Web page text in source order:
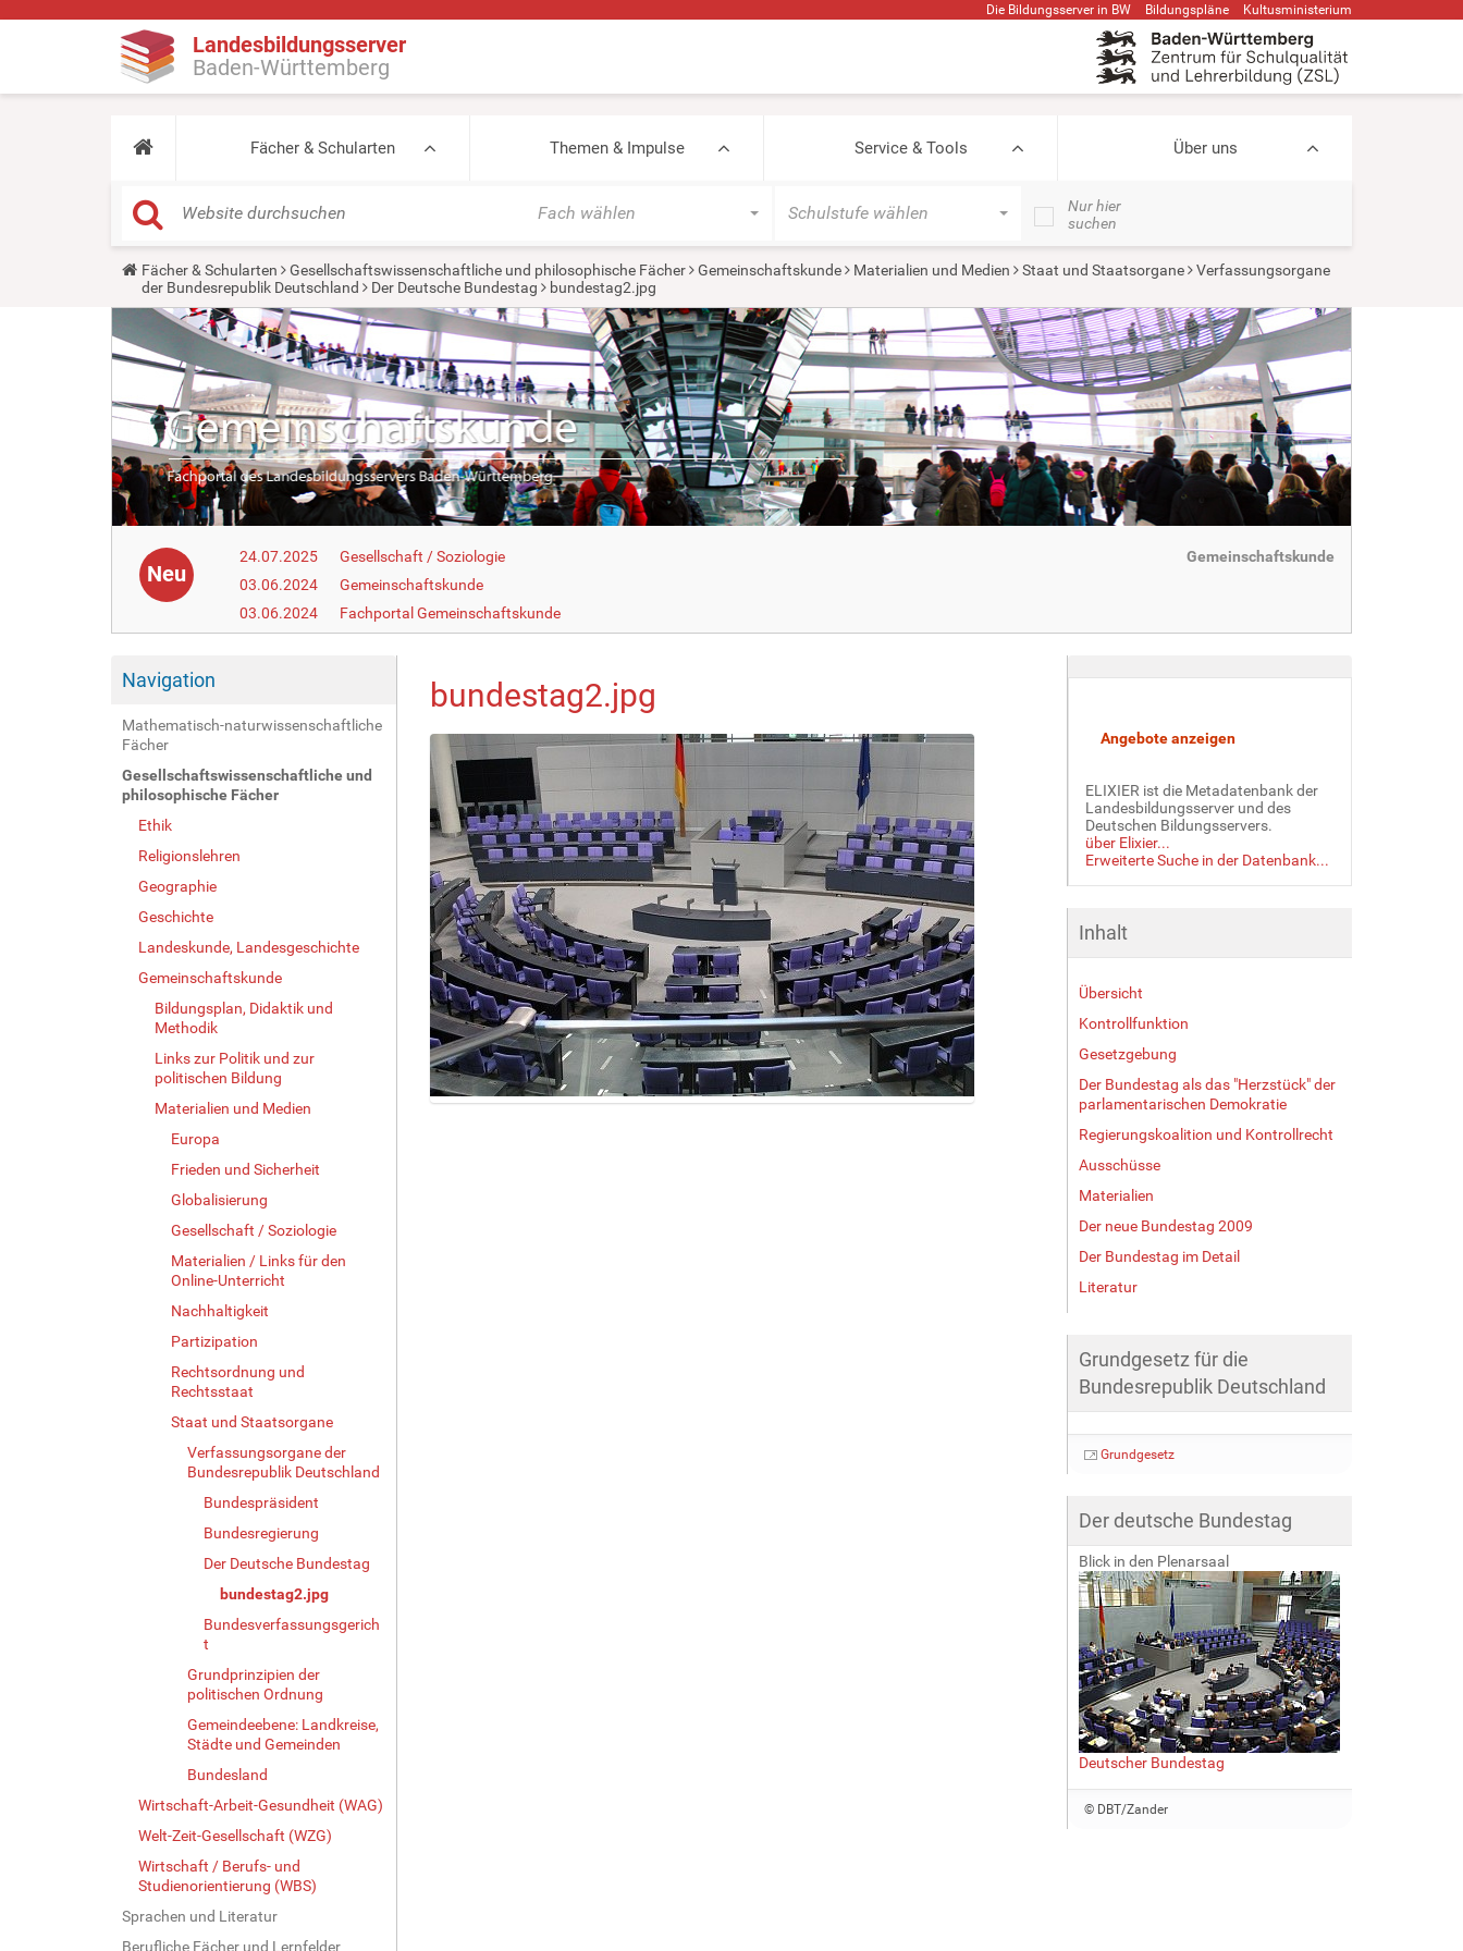
Die Bildungsserver in BW Bildungspläne Kultusministerium
Landesbildungsserver
Baden-Württemberg
Fächer & Schularten Themen & Impulse Service & Tools Über uns
Fach wählen Schulstufe wählen
Nur hier
suchen
Y
u
r
e
r
e
:
Fächer & Schularten Gesellschaftswissenschaftliche und philosophische Fächer Gemeinschaftskunde Materialien und Medien Staat und Staatsorgane
Verfassungsorgane
der Bundesrepublik Deutschland
Der Deutsche Bundestag bundestag2.jpg
Neu
24.07.2025
Gesellschaft / Soziologie
03.06.2024
Gemeinschaftskunde
03.06.2024
Fachportal Gemeinschaftskunde
Gemeinschaftskunde
Navigation
Mathematisch-naturwissenschaftliche
Fächer
Gesellschaftswissenschaftliche und
philosophische Fächer
Ethik
Religionslehren
Geographie
Geschichte
Landeskunde, Landesgeschichte
Gemeinschaftskunde
Bildungsplan, Didaktik und
Methodik
Links zur Politik und zur
politischen Bildung
Materialien und Medien
Europa
Frieden und Sicherheit
Globalisierung
Gesellschaft / Soziologie
Materialien / Links für den
Online-Unterricht
Nachhaltigkeit
Partizipation
Rechtsordnung und
Rechtsstaat
Staat und Staatsorgane
Verfassungsorgane der
Bundesrepublik Deutschland
Bundespräsident
Bundesregierung
Der Deutsche Bundestag
bundestag2.jpg
Bundesverfassungsgerich
t
Grundprinzipien der
politischen Ordnung
Gemeindeebene: Landkreise,
Städte und Gemeinden
Bundesland
Wirtschaft-Arbeit-Gesundheit (WAG)
Welt-Zeit-Gesellschaft (WZG)
Wirtschaft / Berufs- und
Studienorientierung (WBS)
Sprachen und Literatur
Berufliche Fächer und Lernfelder
bundestag2.jpg
ELIXIER ist die Metadatenbank der
Landesbildungsserver und des
Deutschen Bildungsservers.
über Elixier...
Erweiterte Suche in der Datenbank...
Inhalt
Übersicht
Kontrollfunktion
Gesetzgebung
Der Bundestag als das "Herzstück" der
parlamentarischen Demokratie
Regierungskoalition und Kontrollrecht
Ausschüsse
Materialien
Der neue Bundestag 2009
Der Bundestag im Detail
Literatur
Grundgesetz für die
Bundesrepublik Deutschland
Grundgesetz
Der deutsche Bundestag
Blick in den Plenarsaal
Deutscher Bundestag
© DBT/Zander